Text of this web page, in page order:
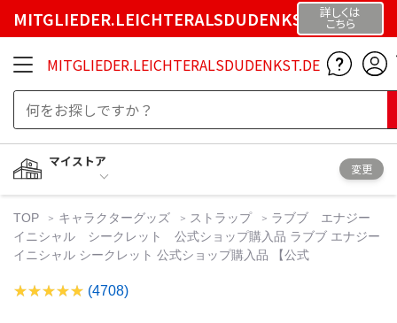
MITGLIEDER.LEICHTERALSDUDENKST.DE詳しくは
こちら
MITGLIEDER.LEICHTERALSDUDENKST.DE
マイストア
変更
TOP キャラクターグッズ ストラップ
ラブブ エナジー
イニシャル シークレット 公式ショップ購入品 ラブブ エナジー
イニシャル シークレット 公式ショップ購入品 【公式
(4708)